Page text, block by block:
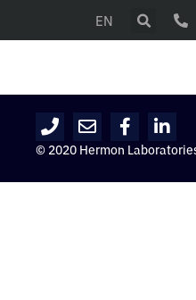
EN
© 2020 Hermon